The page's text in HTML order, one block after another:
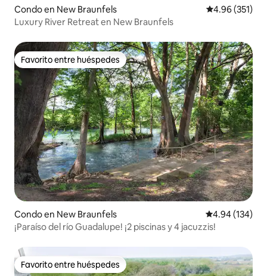
Condo en New Braunfels Calificación
4.96 (351)
Luxury River Retreat en New Braunfels
Favorito entre huéspedes
Favorito entre huéspedes
Condo en New Braunfels Calificación
4.94 (134)
¡Paraíso del río Guadalupe! ¡2 piscinas y 4 jacuzzis!
Favorito entre huéspedes
Favorito entre huéspedes